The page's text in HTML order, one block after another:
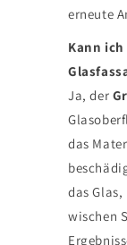
erneute
Kann
Ja, der
das
das
wischen